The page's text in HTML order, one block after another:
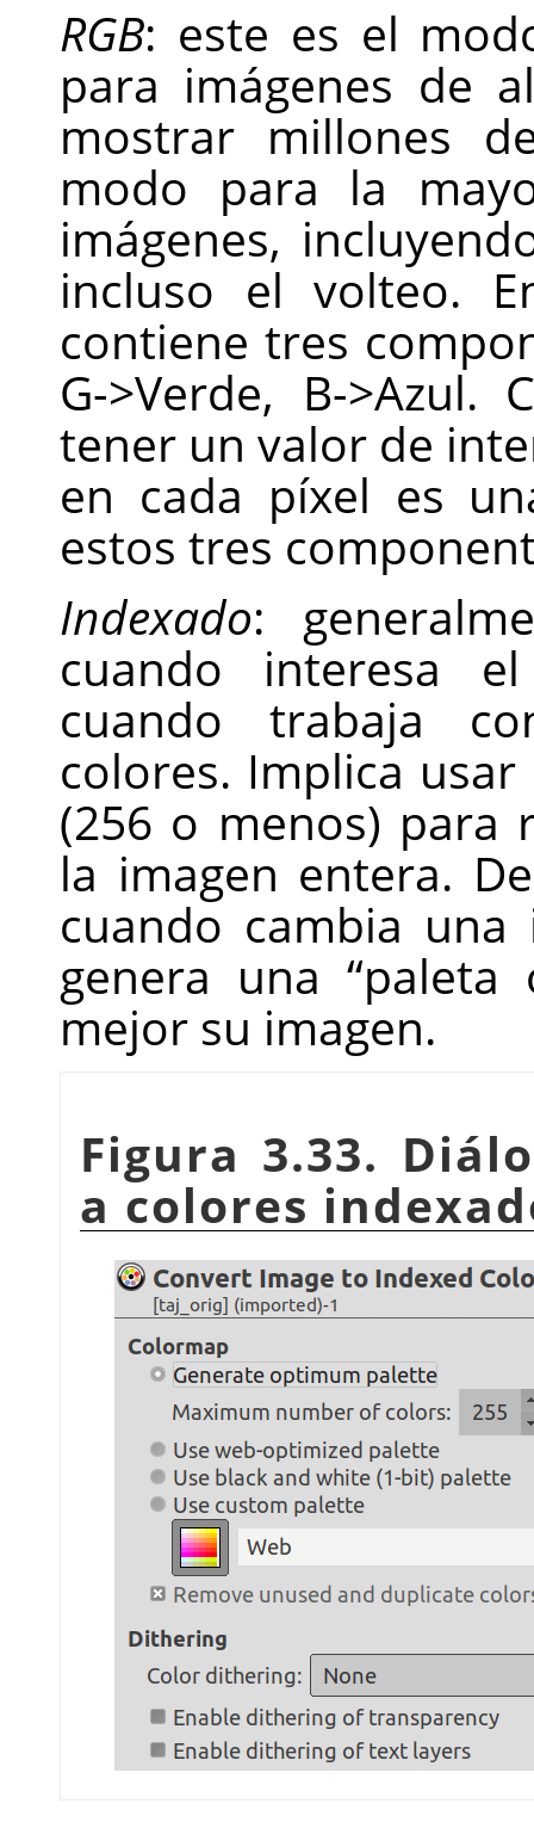
RGB: este es el
para imágenes de
mostrar millones
modo para la
imágenes,
incluso el volteo.
contiene tres
G->Verde, B-
tener un valor de
en cada píxel es
estos tres
Indexado:
cuando interesa
cuando trabaja
colores. Implica
(256 o menos) para
la imagen entera.
cuando cambia
genera una “paleta
mejor su imagen.
Figura 3.33.
a colores